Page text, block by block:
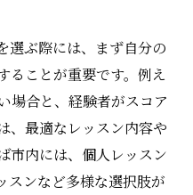
ニックの効果的な選び
ゴルフレッスン活用
ゴルフレッスンを受
選ぶ際には、まず自分の
ることが重要です。例え
場合と、経験者がスコア
、最適なレッスン内容や
市内には、個人レッスン
スンなど多様な選択肢が